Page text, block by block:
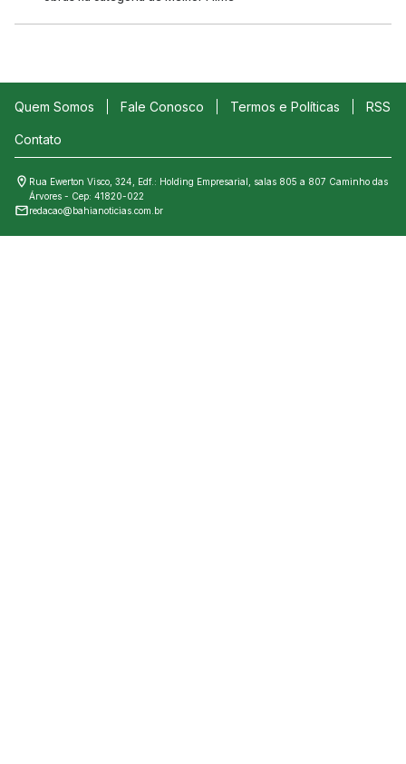
Quem Somos Fale Conosco Termos e Políticas RSS
Contato
Rua Ewerton Visco, 324, Edf.: Holding Empresarial, salas 805 a 807 Caminho das
Árvores - Cep: 41820-022
redacao@bahianoticias.com.br